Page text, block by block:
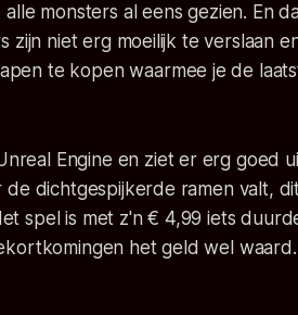
monsters al eens gezien. En
zijn niet erg moeilijk te verslaan
te kopen waarmee je de
Engine en ziet er erg goed
dichtgespijkerde ramen valt,
spel is met z'n € 4,99 iets
het geld wel waard.